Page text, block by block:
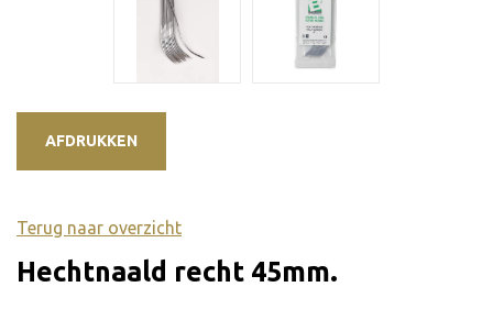
AFDRUKKEN
Terug naar overzicht
Hechtnaald recht 45mm.